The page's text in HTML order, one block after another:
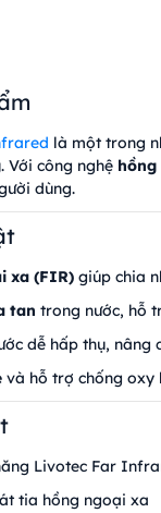
là một trong
. Với công nghệ
dùng.
xa (FIR) giúp chia
tan trong nước, hỗ
dễ hấp thụ, nâng
và hỗ trợ chống oxy
Livotec Far
tia hồng ngoại xa